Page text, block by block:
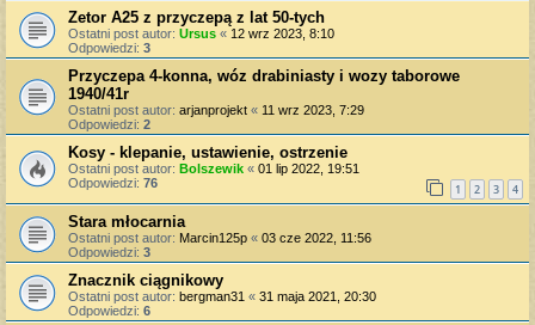
Zetor A25 z przyczepą z lat 50-tych
Ostatni post autor: Ursus « 12 wrz 2023, 8:10
Odpowiedzi: 3
Przyczepa 4-konna, wóz drabiniasty i wozy taborowe
1940/41r
Ostatni post autor: arjanprojekt « 11 wrz 2023, 7:29
Odpowiedzi: 2
Kosy - klepanie, ustawienie, ostrzenie
Ostatni post autor: Bolszewik « 01 lip 2022, 19:51
Odpowiedzi: 76 1 2 3 4
Stara młocarnia
Ostatni post autor: Marcin125p « 03 cze 2022, 11:56
Odpowiedzi: 3
Znacznik ciągnikowy
Ostatni post autor: bergman31 « 31 maja 2021, 20:30
Odpowiedzi: 6